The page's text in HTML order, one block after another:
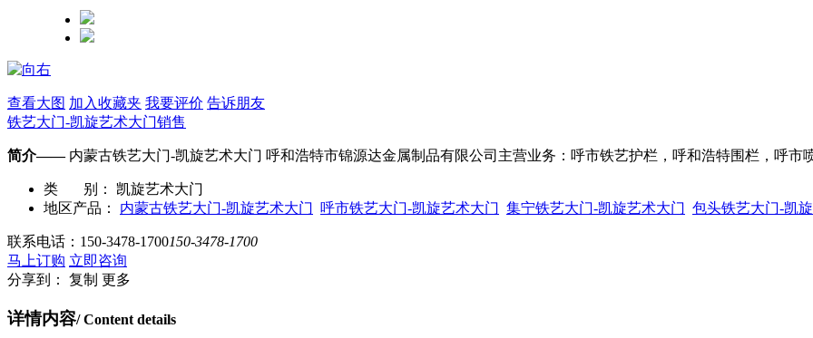
查看大图 加入收藏夹 我要评价 告诉朋友
铁艺大门-凯旋艺术大门销售
简介——内蒙古铁艺大门-凯旋艺术大门 呼和浩特市锦源达金属制品有限公司主营业务：呼市铁艺护栏，呼和浩特围栏，呼市
类 别：
凯旋艺术大门
地区产品：
内蒙古铁艺大门-凯旋艺术大门 呼市铁艺大门-凯旋艺术大门 集宁铁艺大门-凯旋艺术大门 包头铁艺大门-凯
联系电话： 150-3478-1700150-3478-1700
马上订购 立即咨询
分享到：
复制 更多
详情内容/ Content details